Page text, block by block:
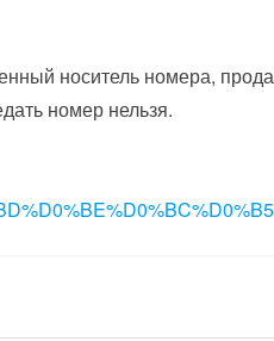
носитель номера,
номер нельзя.